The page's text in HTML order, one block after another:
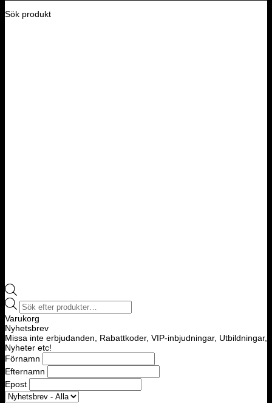
Sök produkt
Products
search
Varukorg
Nyhetsbrev
Missa inte erbjudanden, Rabattkoder, VIP-inbjudningar, Utbildningar,
Nyheter etc!
Förnamn
Efternamn
Epost